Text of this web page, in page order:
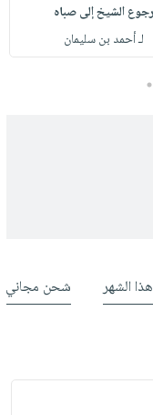
رجوع الشيخ إلى صباه
لـ أحمد بن سليمان
5
الشهر شحن مجاني